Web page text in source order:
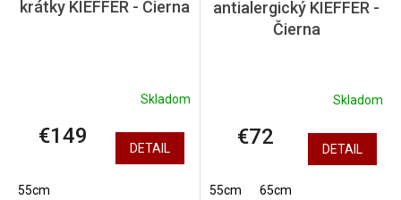
krátky KIEFFER - Čierna
Skladom
€149 DETAIL
55cm
antialergický KIEFFER -
Čierna
Skladom
€72 DETAIL
55cm 65cm